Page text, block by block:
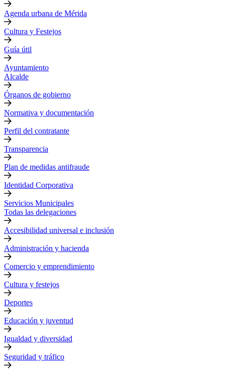
Agenda urbana de Mérida
Cultura y Festejos
Guía útil
Ayuntamiento
Alcalde
Órganos de gobierno
Normativa y documentación
Perfil del contratante
Transparencia
Plan de medidas antifraude
Identidad Corporativa
Servicios Municipales
Todas las delegaciones
Accesibilidad universal e inclusión
Administración y hacienda
Comercio y emprendimiento
Cultura y festejos
Deportes
Educación y juventud
Igualdad y diversidad
Seguridad y tráfico